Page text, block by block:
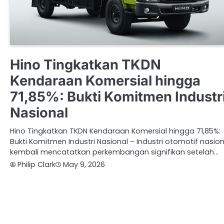
Hino Tingkatkan TKDN
Kendaraan Komersial hingga
71,85%: Bukti Komitmen
Nasional
Hino Tingkatkan TKDN Kendaraan Komersial hingga 71,85%:
Bukti Komitmen Industri Nasional – Industri otomotif
kembali mencatatkan perkembangan signifikan setelah…
Philip Clark
May 9, 2026